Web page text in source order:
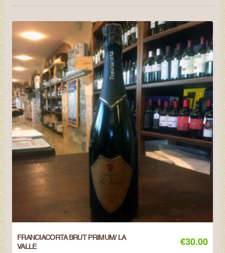
FRANCIACORTA BRUT PRIMUM/ LA
VALLE
€30.00
Lista Desideri